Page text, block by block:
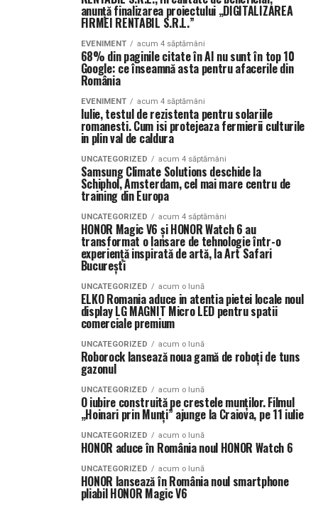
anunță finalizarea proiectului „DIGITALIZAREA
FIRMEI RENTABIL S.R.L.”
EVENIMENT acum 4 săptămâni
68% din paginile citate în AI nu sunt în top 10
Google: ce înseamnă asta pentru afacerile din
România
EVENIMENT acum 4 săptămâni
Iulie, testul de rezistenta pentru solariile
romanesti. Cum isi protejeaza fermierii culturile
in plin val de caldura
UNCATEGORIZED acum 4 săptămâni
Samsung Climate Solutions deschide la
Schiphol, Amsterdam, cel mai mare centru de
training din Europa
UNCATEGORIZED acum 4 săptămâni
HONOR Magic V6 și HONOR Watch 6 au
transformat o lansare de tehnologie într-o
experiență inspirată de artă, la Art Safari
București
UNCATEGORIZED acum o lună
ELKO Romania aduce in atentia pietei locale noul
display LG MAGNIT Micro LED pentru spatii
comerciale premium
UNCATEGORIZED acum o lună
Roborock lansează noua gamă de roboți de tuns
gazonul
UNCATEGORIZED acum o lună
O iubire construită pe crestele munților. Filmul
„Hoinari prin Munți” ajunge la Craiova, pe 11 iulie
UNCATEGORIZED acum o lună
HONOR aduce în România noul HONOR Watch 6
UNCATEGORIZED acum o lună
HONOR lansează în România noul smartphone
pliabil HONOR Magic V6